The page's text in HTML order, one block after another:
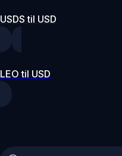
USDS til USD
LEO til USD